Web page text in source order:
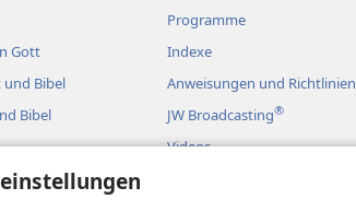
Gott
und Bibel
Bibel
Programme
Indexe
Anweisungen und Richtlinien
JW Broadcasting®
Videos